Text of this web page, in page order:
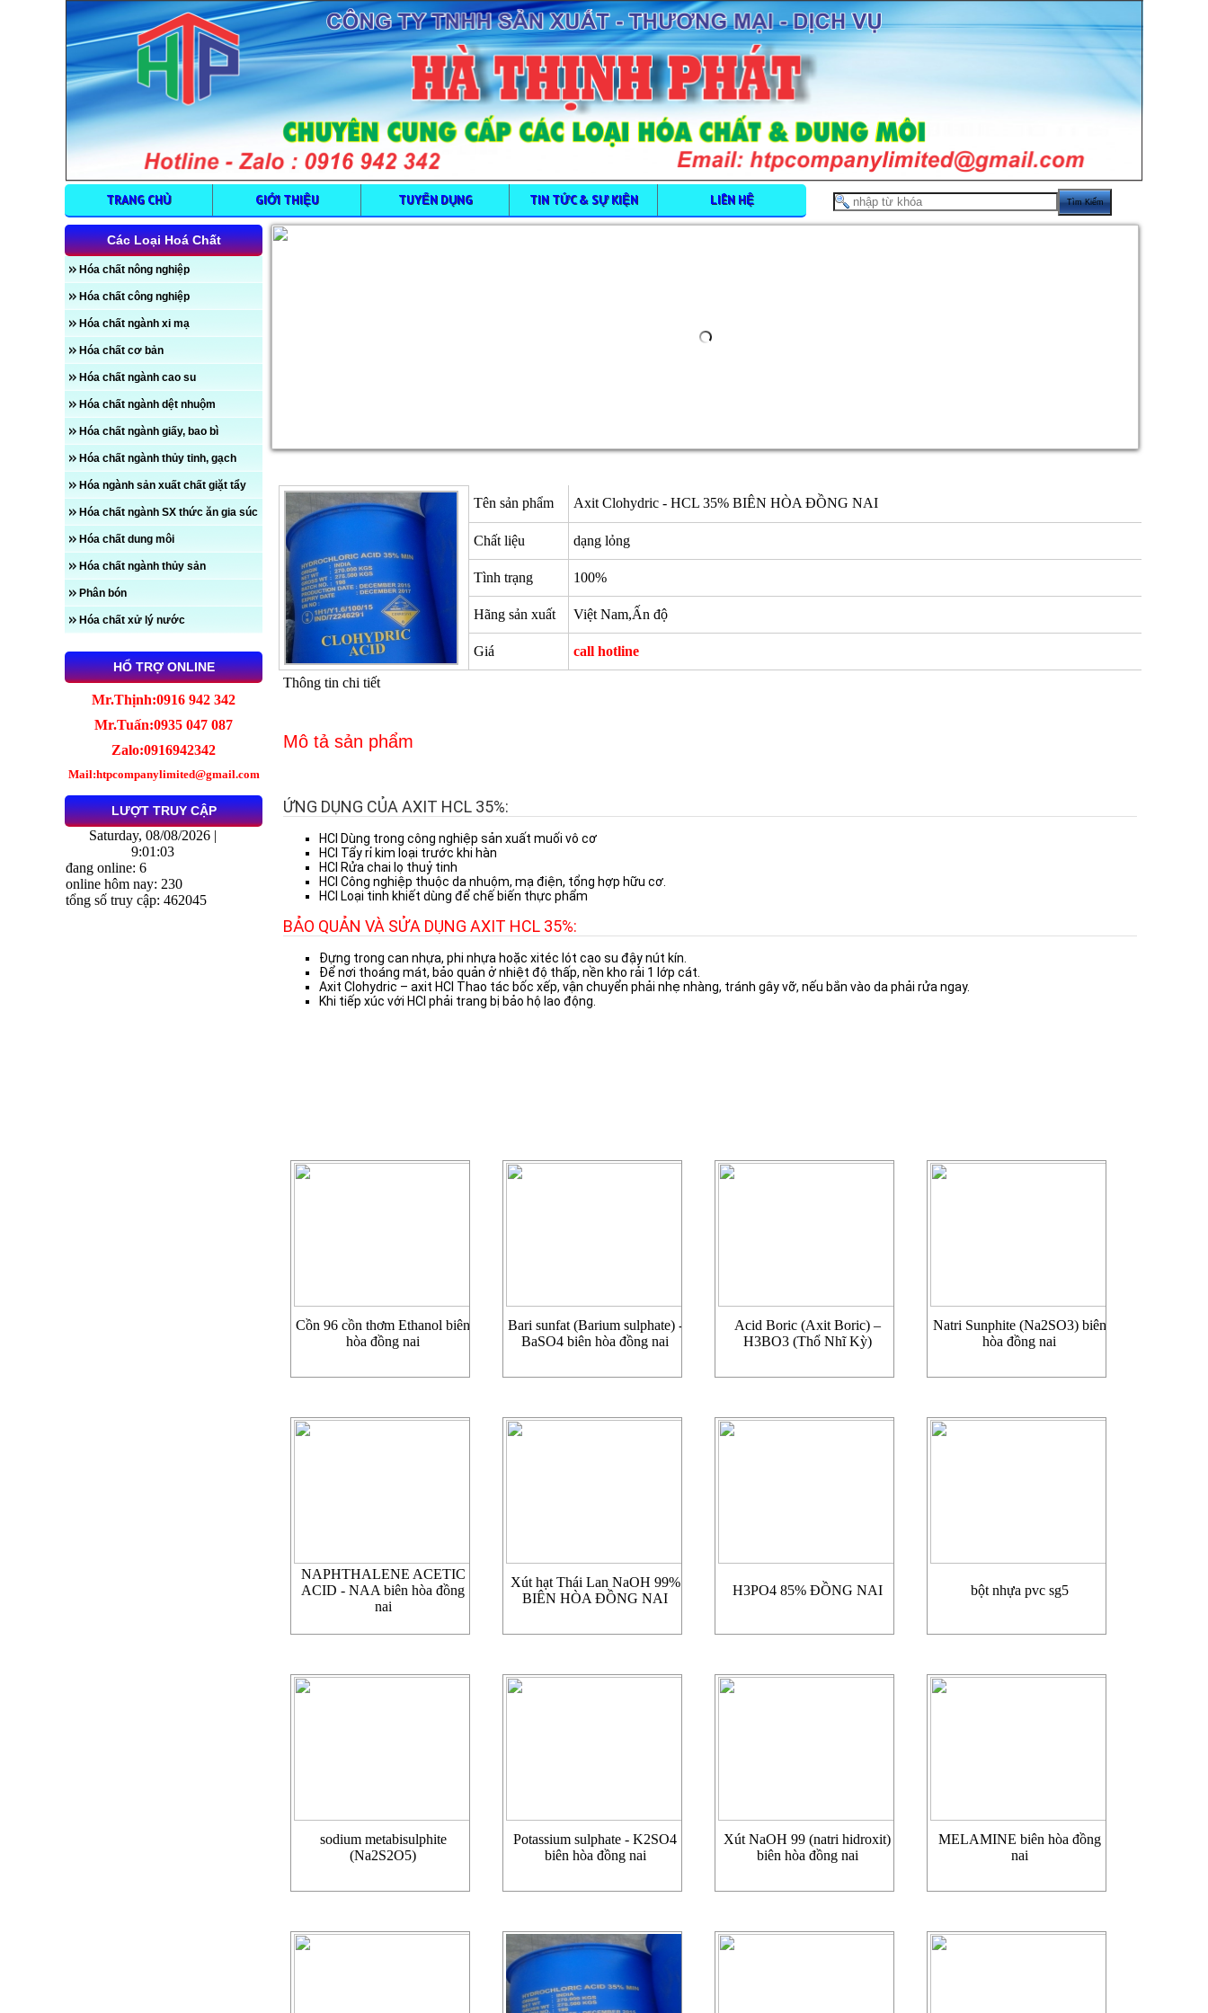
TRANG CHỦ GIỚI THIỆU TUYỂN DỤNG TIN TỨC & SỰ KIỆN LIÊN HỆ
Các Loại Hoá Chất
Hóa chất nông nghiệp
Hóa chất công nghiệp
Hóa chất ngành xi mạ
Hóa chất cơ bản
Hóa chất ngành cao su
Hóa chất ngành dệt nhuộm
Hóa chất ngành giấy, bao bì
Hóa chất ngành thủy tinh, gạch
Hóa ngành sản xuất chất giặt tẩy
Hóa chất ngành SX thức ăn gia súc
Hóa chất dung môi
Hóa chất ngành thủy sản
Phân bón
Hóa chất xử lý nước
HỔ TRỢ ONLINE
Mr.Thịnh:0916 942 342
Mr.Tuấn:0935 047 087
Zalo:0916942342
Mail:htpcompanylimited@gmail.com
LƯỢT TRUY CẬP
Saturday, 08/08/2026 |
9:01:04
đang online: 6
online hôm nay: 230
tổng số truy cập: 462045
Tên sản phẩm Axit Clohydric - HCL 35% BIÊN HÒA ĐỒNG NAI
Chất liệu dạng lỏng
Tình trạng 100%
Hãng sản xuất Việt Nam,Ấn độ
Giá call hotline
Thông tin chi tiết
Mô tả sản phẩm
ỨNG DỤNG CỦA AXIT HCL 35%:
HCl Dùng trong công nghiệp sản xuất muối vô cơ
HCl Tẩy rỉ kim loại trước khi hàn
HCl Rửa chai lọ thuỷ tinh
HCl Công nghiệp thuộc da nhuộm, mạ điện, tổng hợp hữu cơ.
HCl Loại tinh khiết dùng để chế biến thực phẩm
BẢO QUẢN VÀ SỬA DỤNG AXIT HCL 35%:
Đựng trong can nhựa, phi nhựa hoặc xitéc lót cao su đậy nút kín.
Để nơi thoáng mát, bảo quản ở nhiệt độ thấp, nền kho rải 1 lớp cát.
Axit Clohydric – axit HCl Thao tác bốc xếp, vận chuyển phải nhẹ nhàng, tránh gây vỡ, nếu bắn vào da phải rửa ngay.
Khi tiếp xúc với HCl phải trang bị bảo hộ lao động.
Cồn 96 cồn thơm Ethanol biên
hòa đồng nai
Bari sunfat (Barium sulphate) -
BaSO4 biên hòa đồng nai
Acid Boric (Axit Boric) –
H3BO3 (Thổ Nhĩ Kỳ)
Natri Sunphite (Na2SO3) biên
hòa đồng nai
NAPHTHALENE ACETIC
ACID - NAA biên hòa đồng
nai
Xút hạt Thái Lan NaOH 99%
BIÊN HÒA ĐỒNG NAI
H3PO4 85% ĐỒNG NAI bột nhựa pvc sg5
sodium metabisulphite
(Na2S2O5)
Potassium sulphate - K2SO4
biên hòa đồng nai
Xút NaOH 99 (natri hidroxit)
biên hòa đồng nai
MELAMINE biên hòa đồng
nai